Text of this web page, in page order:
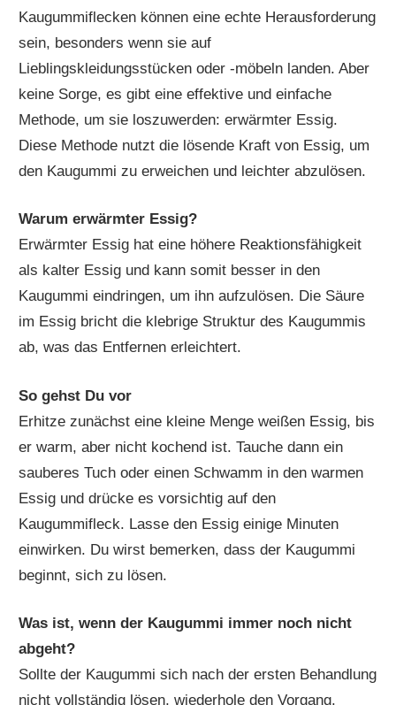
Kaugummiflecken können eine echte Herausforderung
sein, besonders wenn sie auf
Lieblingskleidungsstücken oder -möbeln landen. Aber
keine Sorge, es gibt eine effektive und einfache
Methode, um sie loszuwerden: erwärmter Essig.
Diese Methode nutzt die lösende Kraft von Essig, um
den Kaugummi zu erweichen und leichter abzulösen.
Warum erwärmter Essig?
Erwärmter Essig hat eine höhere Reaktionsfähigkeit
als kalter Essig und kann somit besser in den
Kaugummi eindringen, um ihn aufzulösen. Die Säure
im Essig bricht die klebrige Struktur des Kaugummis
ab, was das Entfernen erleichtert.
So gehst Du vor
Erhitze zunächst eine kleine Menge weißen Essig, bis
er warm, aber nicht kochend ist. Tauche dann ein
sauberes Tuch oder einen Schwamm in den warmen
Essig und drücke es vorsichtig auf den
Kaugummifleck. Lasse den Essig einige Minuten
einwirken. Du wirst bemerken, dass der Kaugummi
beginnt, sich zu lösen.
Was ist, wenn der Kaugummi immer noch nicht
abgeht?
Sollte der Kaugummi sich nach der ersten Behandlung
nicht vollständig lösen, wiederhole den Vorgang.